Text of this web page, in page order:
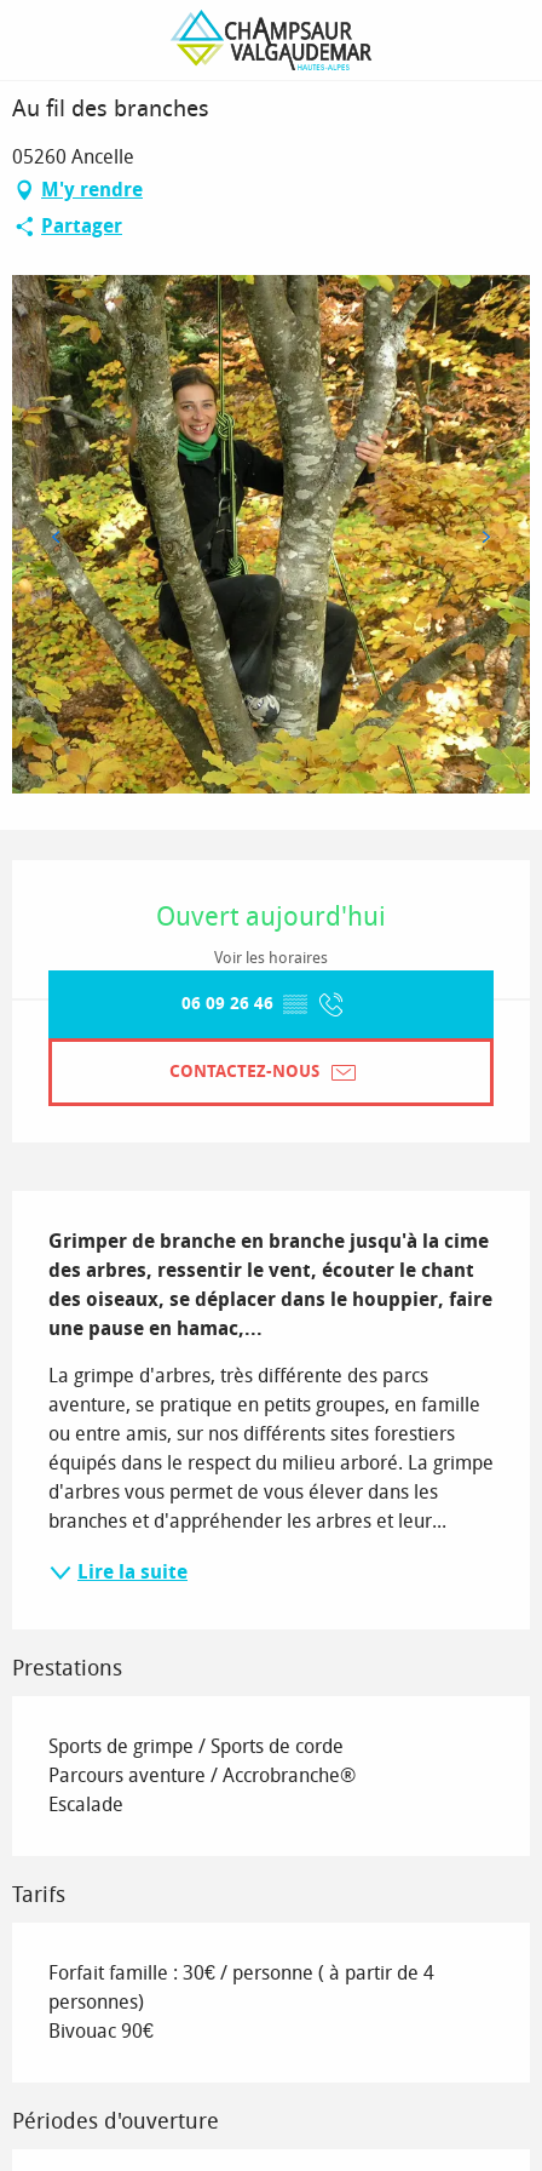
principal
Au fil des branches
Au fil des branches
05260 Ancelle
M'y rendre
Partager
Ouvert aujourd'hui
Voir les horaires
06 09 26 46 ▒▒
CONTACTEZ-NOUS
Grimper de branche en branche jusqu'à la cime
des arbres, ressentir le vent, écouter le chant
des oiseaux, se déplacer dans le houppier, faire
une pause en hamac,...
La grimpe d'arbres, très différente des parcs
aventure, se pratique en petits groupes, en famille
ou entre amis, sur nos différents sites forestiers
équipés dans le respect du milieu arboré. La grimpe
d'arbres vous permet de vous élever dans les
branches et d'appréhender les arbres et leur...
Lire la suite
Prestations
Sports de grimpe / Sports de corde
Parcours aventure / Accrobranche®
Escalade
Tarifs
Forfait famille : 30€ / personne ( à partir de 4
personnes)
Bivouac 90€
Périodes d'ouverture